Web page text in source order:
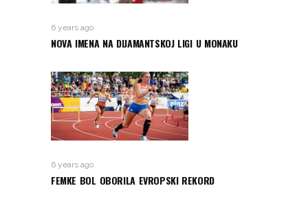
6 years ago
NOVA IMENA NA DIJAMANTSKOJ LIGI U MONAKU
6 years ago
FEMKE BOL OBORILA EVROPSKI REKORD